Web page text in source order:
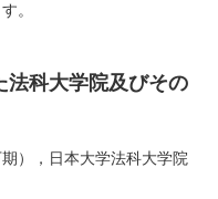
。
法科大学院及びその
），日本大学法科大学院